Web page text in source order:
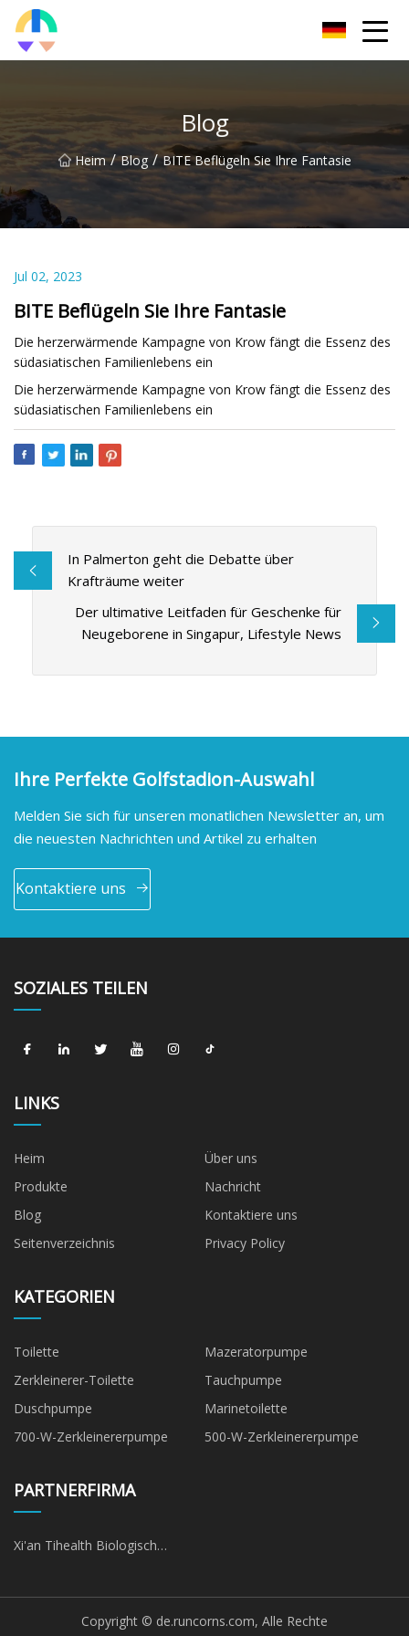
Blog
Heim / Blog / BITE Beflügeln Sie Ihre Fantasie
Jul 02, 2023
BITE Beflügeln Sie Ihre Fantasie
Die herzerwärmende Kampagne von Krow fängt die Essenz des
südasiatischen Familienlebens ein
Die herzerwärmende Kampagne von Krow fängt die Essenz des
südasiatischen Familienlebens ein
In Palmerton geht die Debatte über
Krafträume weiter
Der ultimative Leitfaden für Geschenke für
Neugeborene in Singapur, Lifestyle News
Ihre Perfekte Golfstadion-Auswahl
Melden Sie sich für unseren monatlichen Newsletter an, um
die neuesten Nachrichten und Artikel zu erhalten
Kontaktiere uns
SOZIALES TEILEN
LINKS
Heim
Über uns
Produkte
Nachricht
Blog
Kontaktiere uns
Seitenverzeichnis
Privacy Policy
KATEGORIEN
Toilette
Mazeratorpumpe
Zerkleinerer-Toilette
Tauchpumpe
Duschpumpe
Marinetoilette
700-W-Zerkleinererpumpe
500-W-Zerkleinererpumpe
PARTNERFIRMA
Xi'an Tihealth Biologisch
Copyright © de.runcorns.com, Alle Rechte